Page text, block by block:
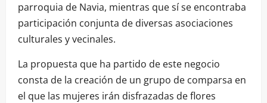
parroquia de Navia, mientras que sí se encontraba
participación conjunta de diversas asociaciones
culturales y vecinales.
La propuesta que ha partido de este negocio
consta de la creación de un grupo de comparsa en
el que las mujeres irán disfrazadas de flores